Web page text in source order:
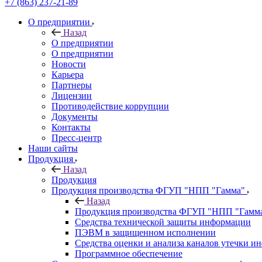
+7 (863) 237-21-89
О предприятии
Назад
О предприятии
О предприятии
Новости
Карьера
Партнеры
Лицензии
Противодействие коррупции
Документы
Контакты
Пресс-центр
Наши сайты
Продукция
Назад
Продукция
Продукция производства ФГУП "НПП "Гамма"
Назад
Продукция производства ФГУП "НПП
Средства технической защиты информации
ПЭВМ в защищенном исполнении
Средства оценки и анализа каналов утечки
Программное обеспечение